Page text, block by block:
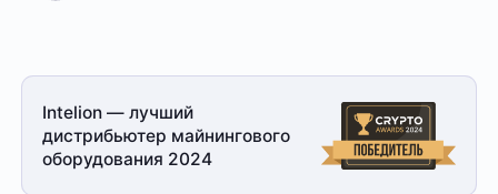
Intelion — лучший
дистрибьютер майнингового
оборудования 2024